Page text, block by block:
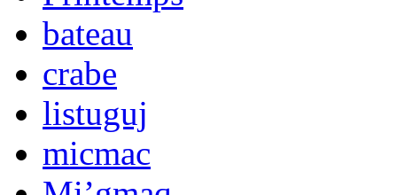
bateau
crabe
listuguj
micmac